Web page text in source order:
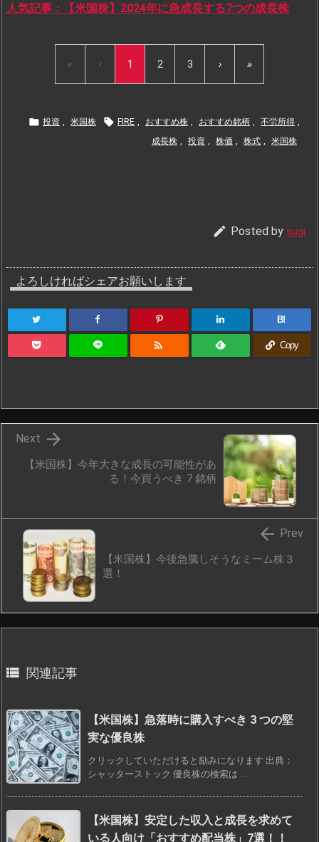
人気記事：【米国株】2024年に急成長する7つの成長株
« ‹ 1 2 3 › »
 投資 , 米国株  FIRE , おすすめ株 , おすすめ銘柄 , 不労所得 ,
成長株 , 投資 , 株価 , 株式 , 米国株
 Posted by sugi
よろしければシェアお願いします
B!
 Copy
【米国株】今年大きな成長の可能性があ
る！今買うべき 7 銘柄

Next
【米国株】今後急騰しそうなミーム株３
選！
 Prev
 関連記事
【米国株】急落時に購入すべき 3 つの堅
実な優良株
クリックしていただけると励みになります 出典：
シャッターストック 優良株の検索は ...
【米国株】安定した収入と成長を求めて
いる人向け「おすすめ配当株」7選！！